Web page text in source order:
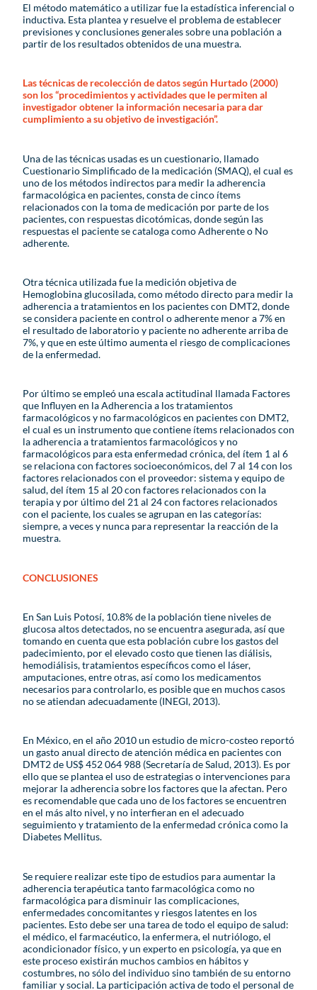
El método matemático a utilizar fue la estadística inferencial o
inductiva. Esta plantea y resuelve el problema de establecer
previsiones y conclusiones generales sobre una población a
partir de los resultados obtenidos de una muestra.
Las técnicas de recolección de datos según Hurtado (2000)
son los “procedimientos y actividades que le permiten al
investigador obtener la información necesaria para dar
cumplimiento a su objetivo de investigación”.
Una de las técnicas usadas es un cuestionario, llamado
Cuestionario Simplificado de la medicación (SMAQ), el cual es
uno de los métodos indirectos para medir la adherencia
farmacológica en pacientes, consta de cinco ítems
relacionados con la toma de medicación por parte de los
pacientes, con respuestas dicotómicas, donde según las
respuestas el paciente se cataloga como Adherente o No
adherente.
Otra técnica utilizada fue la medición objetiva de
Hemoglobina glucosilada, como método directo para medir la
adherencia a tratamientos en los pacientes con DMT2, donde
se considera paciente en control o adherente menor a 7% en
el resultado de laboratorio y paciente no adherente arriba de
7%, y que en este último aumenta el riesgo de complicaciones
de la enfermedad.
Por último se empleó una escala actitudinal llamada Factores
que Influyen en la Adherencia a los tratamientos
farmacológicos y no farmacológicos en pacientes con DMT2,
el cual es un instrumento que contiene ítems relacionados con
la adherencia a tratamientos farmacológicos y no
farmacológicos para esta enfermedad crónica, del ítem 1 al 6
se relaciona con factores socioeconómicos, del 7 al 14 con los
factores relacionados con el proveedor: sistema y equipo de
salud, del ítem 15 al 20 con factores relacionados con la
terapia y por último del 21 al 24 con factores relacionados
con el paciente, los cuales se agrupan en las categorías:
siempre, a veces y nunca para representar la reacción de la
muestra.
CONCLUSIONES
En San Luis Potosí, 10.8% de la población tiene niveles de
glucosa altos detectados, no se encuentra asegurada, así que
tomando en cuenta que esta población cubre los gastos del
padecimiento, por el elevado costo que tienen las diálisis,
hemodiálisis, tratamientos específicos como el láser,
amputaciones, entre otras, así como los medicamentos
necesarios para controlarlo, es posible que en muchos casos
no se atiendan adecuadamente (INEGI, 2013).
En México, en el año 2010 un estudio de micro-costeo reportó
un gasto anual directo de atención médica en pacientes con
DMT2 de US$ 452 064 988 (Secretaría de Salud, 2013). Es por
ello que se plantea el uso de estrategias o intervenciones para
mejorar la adherencia sobre los factores que la afectan. Pero
es recomendable que cada uno de los factores se encuentren
en el más alto nivel, y no interfieran en el adecuado
seguimiento y tratamiento de la enfermedad crónica como la
Diabetes Mellitus.
Se requiere realizar este tipo de estudios para aumentar la
adherencia terapéutica tanto farmacológica como no
farmacológica para disminuir las complicaciones,
enfermedades concomitantes y riesgos latentes en los
pacientes. Esto debe ser una tarea de todo el equipo de salud:
el médico, el farmacéutico, la enfermera, el nutriólogo, el
acondicionador físico, y un experto en psicología, ya que en
este proceso existirán muchos cambios en hábitos y
costumbres, no sólo del individuo sino también de su entorno
familiar y social. La participación activa de todo el personal de